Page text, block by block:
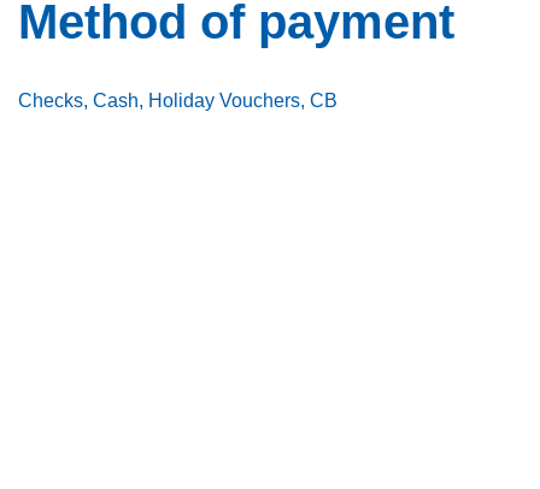
Method of payment
Checks, Cash, Holiday Vouchers, CB